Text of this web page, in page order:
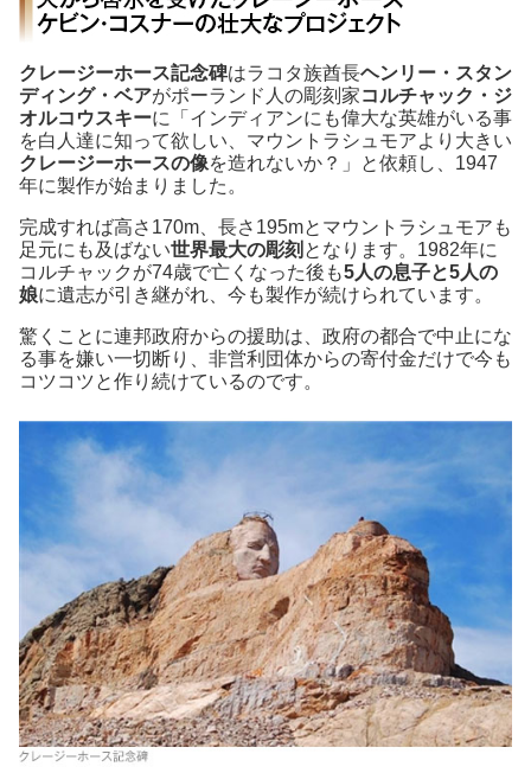
クレージーホース記念碑はラコタ族酋長ヘンリー・スタン
ディング・ベアがポーランド人の彫刻家コルチャック・ジ
オルコウスキーに「インディアンにも偉大な英雄がいる事
を白人達に知って欲しい、マウントラシュモアより大きい
クレージーホースの像を造れないか？」と依頼し、1947
年に製作が始まりました。
完成すれば高さ170m、長さ195mとマウントラシュモアも
足元にも及ばない世界最大の彫刻 となります。1982年に
コルチャックが74歳で亡くなった後も5人の息子と5人の
娘に遺志が引き継がれ、今も製作が続けられています。
驚くことに連邦政府からの援助は、政府の都合で中止にな
る事を嫌い一切断り、非営利団体からの寄付金だけで今も
コツコツと作り続けているのです。